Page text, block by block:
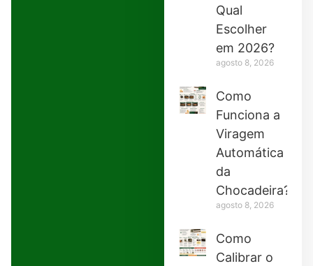
Qual
Escolher
em 2026?
agosto 8, 2026
Como
Funciona a
Viragem
Automática
da
Chocadeira?
agosto 8, 2026
Como
Calibrar o